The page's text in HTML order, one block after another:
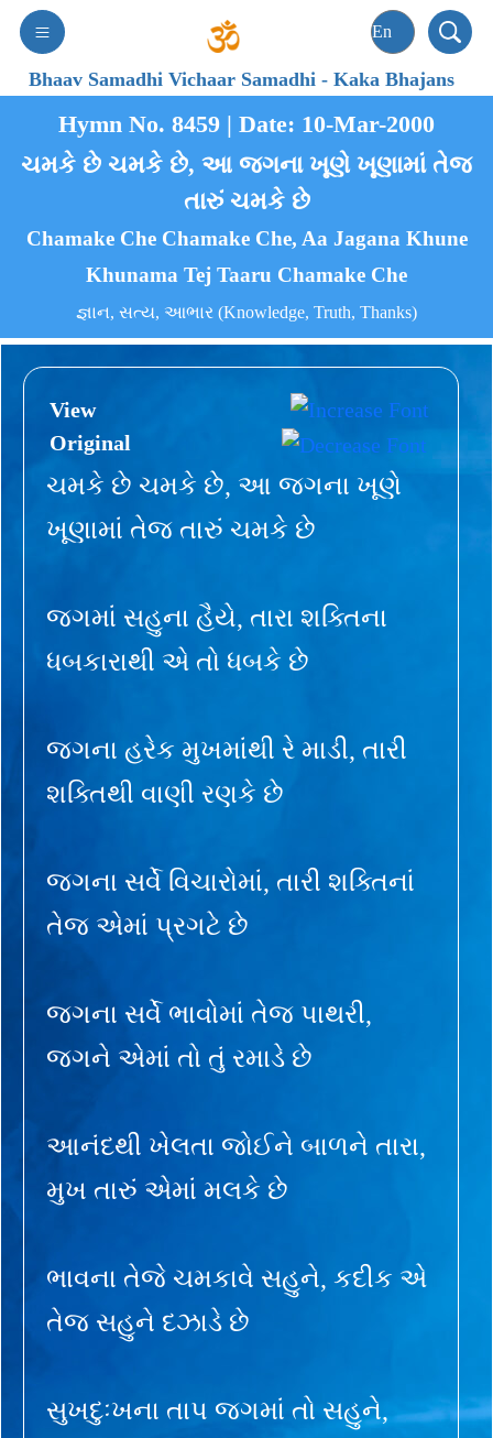
Bhaav Samadhi Vichaar Samadhi-Kaka Bhajans
Hymn No. 8459 | Date: 10-Mar-2000
ચમકે છે ચમકે છે, આ જગના ખૂણે ખૂણામાં તેજ
તારું ચમકે છે
Chamake Che Chamake Che, Aa Jagana Khune
Khunama Tej Taaru Chamake Che
જ્ઞાન, સત્ય, આભાર (Knowledge, Truth, Thanks)
View
Original
ચમકે છે ચમકે છે, આ જગના ખૂણે
ખૂણામાં તેજ તારું ચમકે છે
જગમાં સહુના હૈયે, તારા શક્તિના
ધબકારાથી એ તો ધબકે છે
જગના હરેક મુખમાંથી રે માડી, તારી
શક્તિથી વાણી રણકે છે
જગના સર્વે વિચારોમાં, તારી શક્તિનાં
તેજ એમાં પ્રગટે છે
જગના સર્વે ભાવોમાં તેજ પાથરી,
જગને એમાં તો તું રમાડે છે
આનંદથી ખેલતા જોઈને બાળને તારા,
મુખ તારું એમાં મલકે છે
ભાવના તેજે ચમકાવે સહુને, કદીક એ
તેજ સહુને દઝાડે છે
સુખદુઃખના તાપ જગમાં તો સહુને,